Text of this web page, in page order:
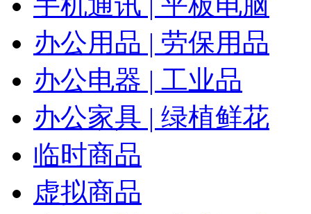
办公用品 | 劳保用品
办公电器 | 工业品
办公家具 | 绿植鲜花
临时商品
虚拟商品